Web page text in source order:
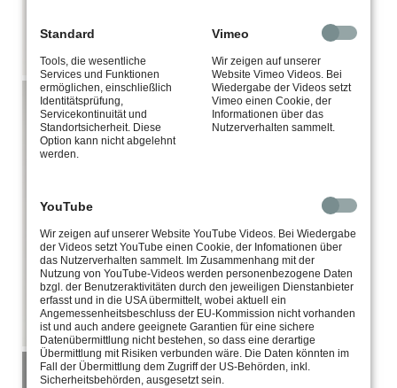
Standard
Tools, die wesentliche
Services und Funktionen
ermöglichen, einschließlich
Identitätsprüfung,
Servicekontinuität und
Standortsicherheit. Diese
Option kann nicht abgelehnt
werden.
Vimeo
Wir zeigen auf unserer
Website Vimeo Videos. Bei
Wiedergabe der Videos setzt
Vimeo einen Cookie, der
Informationen über das
Nutzerverhalten sammelt.
YouTube
Wir zeigen auf unserer Website YouTube Videos. Bei Wiedergabe
der Videos setzt YouTube einen Cookie, der Infomationen über
das Nutzerverhalten sammelt. Im Zusammenhang mit der
Nutzung von YouTube-Videos werden personenbezogene Daten
bzgl. der Benutzeraktivitäten durch den jeweiligen Dienstanbieter
erfasst und in die USA übermittelt, wobei aktuell ein
Angemessenheitsbeschluss der EU-Kommission nicht vorhanden
ist und auch andere geeignete Garantien für eine sichere
Datenübermittlung nicht bestehen, so dass eine derartige
Übermittlung mit Risiken verbunden wäre. Die Daten könnten im
Fall der Übermittlung dem Zugriff der US-Behörden, inkl.
Sicherheitsbehörden, ausgesetzt sein.